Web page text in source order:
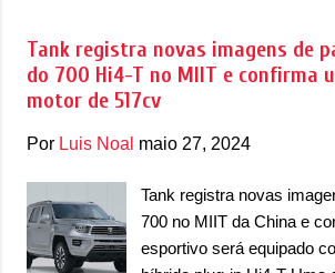
300 Frontier Limited
pegada mais off-road. A
330 nasce a partir de uma
crownfunding que a GWM
arrecadação de 20
montante foi alcançado em
segundos, com 1.000
produzidas do 330 para
Tank registra novas imagens de
do 700 Hi4-T no MIIT e confirma
motor de 517cv
Por Luis Noal maio 27, 2024
Tank registra novas
700 no MIIT da China e
esportivo será equipado